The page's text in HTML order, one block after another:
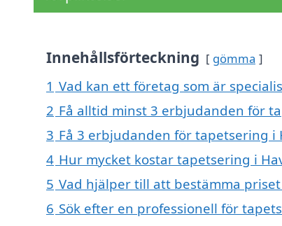
Innehållsförteckning gömma
1 Vad kan ett företag som är
2 Få alltid minst 3 erbjudanden för
3 Få 3 erbjudanden för tapetsering
4 Hur mycket kostar tapetsering i
5 Vad hjälper till att bestämma
6 Sök efter en professionell för